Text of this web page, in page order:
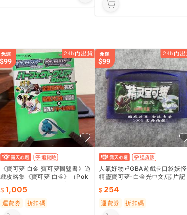
《寶可夢 白金 寶可夢圖鑒書》遊
戲攻略集《寶可夢 白金》（Pok
練師們，妳們
1,005
運費券 折扣碼
人氣好物⏎GBA遊戲卡口袋妖怪
精靈寶可夢-白金光中文/芯片記
254
運費券 折扣碼